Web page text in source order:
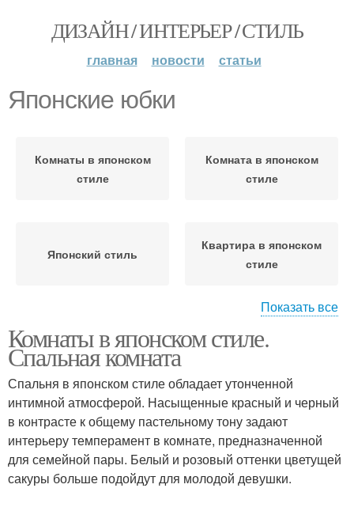
ДИЗАЙН / ИНТЕРЬЕР / СТИЛЬ
главная новости статьи
Японские юбки
Комнаты в японском
стиле
Комната в японском
стиле
Японский стиль
Квартира в японском
стиле
стиле
Дом в японском стиле
Спальня в японском
стиле
Кухня в японском стиле
Показать все
Комнаты в японском стиле.
Спальная комната
Спальня в японском стиле обладает утонченной
интимной атмосферой. Насыщенные красный и черный
в контрасте к общему пастельному тону задают
интерьеру темперамент в комнате, предназначенной
для семейной пары. Белый и розовый оттенки цветущей
сакуры больше подойдут для молодой девушки.